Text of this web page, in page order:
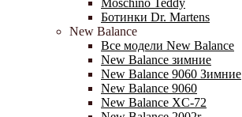
Moschino Teddy
Ботинки Dr. Martens
New Balance
Все модели New Balance
New Balance зимние
New Balance 9060 Зимние
New Balance 9060
New Balance XC-72